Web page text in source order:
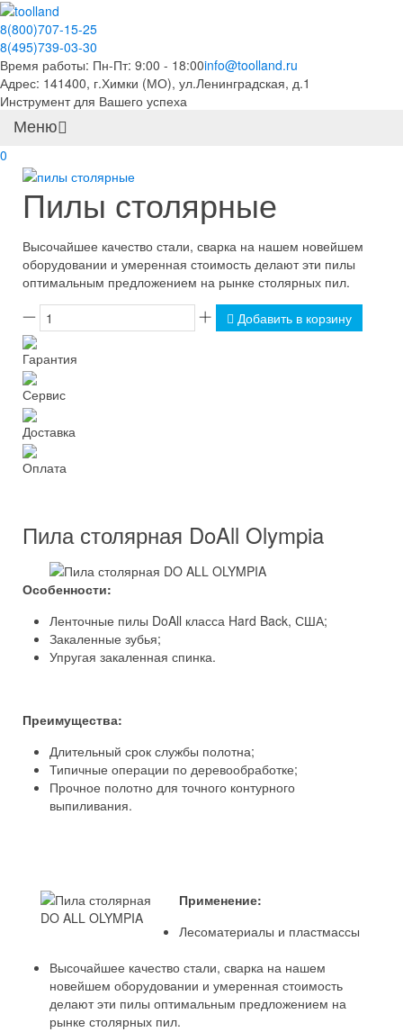
8(800)707-15-25
8(495)739-03-30
Время работы: Пн-Пт: 9:00 - 18:00info@toolland.ru
Адрес: 141400, г.Химки (МО), ул.Ленинградская, д.1
Инструмент для Вашего успеха
Меню
0
Пилы столярные
Высочайшее качество стали, сварка на нашем новейшем
оборудовании и умеренная стоимость делают эти пилы
оптимальным предложением на рынке столярных пил.
Добавить в корзину
Гарантия
Сервис
Доставка
Оплата
Пила столярная DoAll Olympia
Особенности:
Ленточные пилы DoAll класса Hard Back, США;
Закаленные зубья;
Упругая закаленная спинка.
Преимущества:
Длительный срок службы полотна;
Типичные операции по деревообработке;
Прочное полотно для точного контурного
выпиливания.
Применение:
Лесоматериалы и пластмассы
Высочайшее качество стали, сварка на нашем
новейшем оборудовании и умеренная стоимость
делают эти пилы оптимальным предложением на
рынке столярных пил.